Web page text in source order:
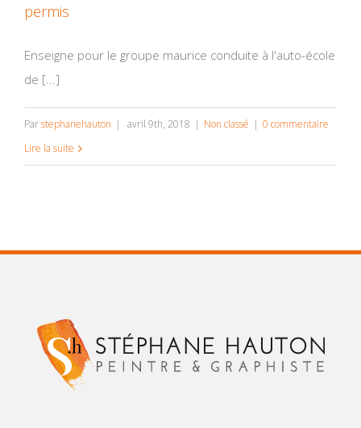
permis
Enseigne pour le groupe maurice conduite à l'auto-école
de [...]
Parstephanehauton | avril 9th, 2018 | Non classé | 0 commentaire
Lire la suite